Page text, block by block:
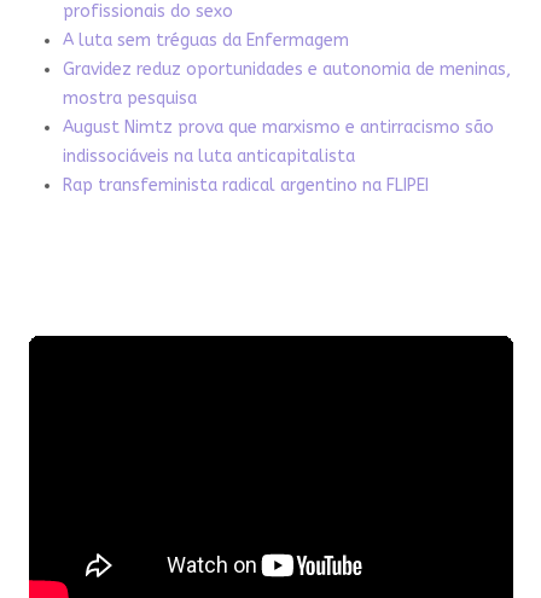
profissionais do sexo
A luta sem tréguas da Enfermagem
Gravidez reduz oportunidades e autonomia de meninas,
mostra pesquisa
August Nimtz prova que marxismo e antirracismo são
indissociáveis na luta anticapitalista
Rap transfeminista radical argentino na FLIPEI